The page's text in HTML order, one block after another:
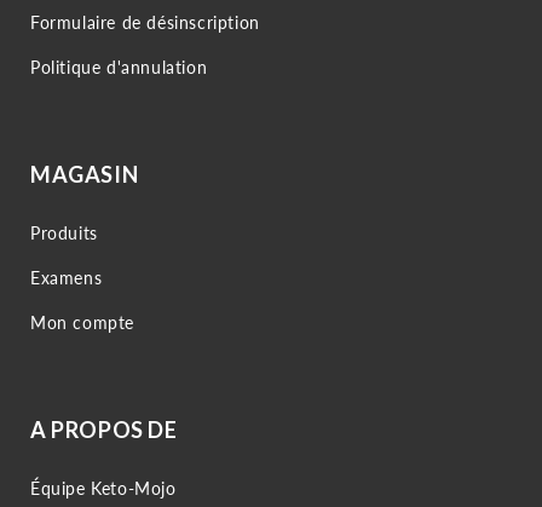
Formulaire de désinscription
Politique d'annulation
MAGASIN
Produits
Examens
Mon compte
A PROPOS DE
Équipe Keto-Mojo